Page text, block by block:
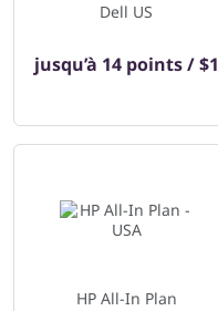
Dell US
jusqu’à 14 points / $1
HP All-In Plan